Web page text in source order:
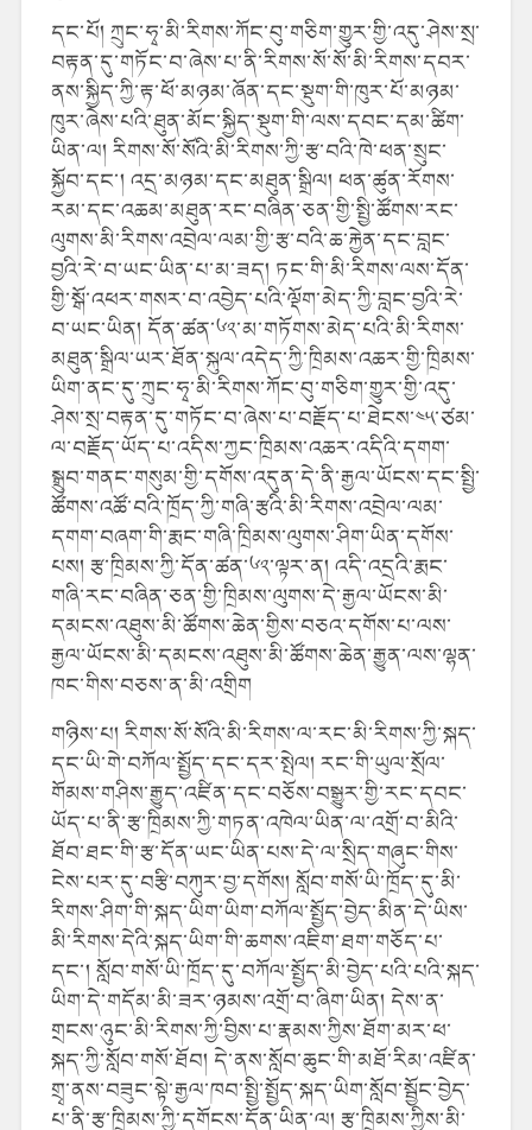
དང་པོ། ཀྲུང་ཧྭ་མི་རིགས་ཀོང་བུ་གཅིག་གྱུར་གྱི་འདུ་ཤེས་སྲ་
བརྟན་དུ་གཏོང་བ་ཞེས་པ་ནི་རིགས་སོ་སོ་མི་རིགས་དབར་
ནས་སྐྱིད་ཀྱི་རྟ་ཕོ་མཉམ་ཞོན་དང་སྡུག་གི་ཁུར་པོ་མཉམ་
ཁུར་ཞེས་པའི་ཐུན་མོང་སྐྱིད་སྡུག་གི་ལས་དབང་དམ་ཚིག་
ཡིན་ལ། རིགས་སོ་སོའི་མི་རིགས་ཀྱི་རྩ་བའི་ཁེ་ཕན་སྲུང་
སྐྱོབ་དང་། འདྲ་མཉམ་དང་མཐུན་སྒྲིལ། ཕན་ཚུན་རོགས་
རམ་དང་འཆམ་མཐུན་རང་བཞིན་ཅན་གྱི་སྤྱི་ཚོགས་རང་
ལུགས་མི་རིགས་འབྲེལ་ལམ་གྱི་རྩ་བའི་ཆ་རྐྱེན་དང་བླང་
བྱའི་རེ་བ་ཡང་ཡིན་པ་མ་ཟད། ཏང་གི་མི་རིགས་ལས་དོན་
གྱི་སྒོ་འཕར་གསར་བ་འབྱེད་པའི་ལྡོག་མེད་ཀྱི་བླང་བྱའི་རེ་
བ་ཡང་ཡིན། དོན་ཚན་༦༢་མ་གཏོགས་མེད་པའི་མི་རིགས་
མཐུན་སྒྲིལ་ཡར་ཐོན་སྐུལ་འདེད་ཀྱི་ཁྲིམས་འཆར་གྱི་ཁྲིམས་
ཡིག་ནང་དུ་ཀྲུང་ཧྭ་མི་རིགས་ཀོང་བུ་གཅིག་གྱུར་གྱི་འདུ་
ཤེས་སྲ་བརྟན་དུ་གཏོང་བ་ཞེས་པ་བརྗོད་པ་ཐེངས་༤༥་ཙམ་
ལ་བརྗོད་ཡོད་པ་འདིས་ཀྱང་ཁྲིམས་འཆར་འདིའི་དགག་
སྒྲུབ་གནང་གསུམ་གྱི་དགོས་འདུན་དེ་ནི་རྒྱལ་ཡོངས་དང་སྤྱི་
ཚོགས་འཚོ་བའི་ཁྲོད་ཀྱི་གཞི་རྩའི་མི་རིགས་འབྲེལ་ལམ་
དགག་བཞག་གི་རྨང་གཞི་ཁྲིམས་ལུགས་ཤིག་ཡིན་དགོས་
པས། རྩ་ཁྲིམས་ཀྱི་དོན་ཚན་༦༢་ལྟར་ན། འདི་འདྲའི་རྨང་
གཞི་རང་བཞིན་ཅན་གྱི་ཁྲིམས་ལུགས་དེ་རྒྱལ་ཡོངས་མི་
དམངས་འཐུས་མི་ཚོགས་ཆེན་གྱིས་བཅའ་དགོས་པ་ལས་
རྒྱལ་ཡོངས་མི་དམངས་འཐུས་མི་ཚོགས་ཆེན་རྒྱུན་ལས་ལྷན་
ཁང་གིས་བཅས་ན་མི་འགྲིག
གཉིས་པ། རིགས་སོ་སོའི་མི་རིགས་ལ་རང་མི་རིགས་ཀྱི་སྐད་
དང་ཡི་གེ་བཀོལ་སྤྱོད་དང་དར་སྤེལ། རང་གི་ཡུལ་སྲོལ་
གོམས་གཤིས་རྒྱུད་འཛིན་དང་བཅོས་བསྒྱུར་གྱི་རང་དབང་
ཡོད་པ་ནི་རྩ་ཁྲིམས་ཀྱི་གཏན་འཁེལ་ཡིན་ལ་འགྲོ་བ་མིའི་
ཐོབ་ཐང་གི་རྩ་དོན་ཡང་ཡིན་པས་དེ་ལ་སྲིད་གཞུང་གིས་
ངེས་པར་དུ་བརྩི་བཀུར་བྱ་དགོས། སློབ་གསོ་ཡི་ཁྲོད་དུ་མི་
རིགས་ཤིག་གི་སྐད་ཡིག་ཡིག་བཀོལ་སྤྱོད་བྱེད་མིན་དེ་ཡིས་
མི་རིགས་དེའི་སྐད་ཡིག་གི་ཆགས་འཇིག་ཐག་གཅོད་པ་
དང་། སློབ་གསོ་ཡི་ཁྲོད་དུ་བཀོལ་སྤྱོད་མི་བྱེད་པའི་པའི་སྐད་
ཡིག་དེ་གདོམ་མི་ཟར་ཉམས་འགྲོ་བ་ཞིག་ཡིན། དེས་ན་
གྲངས་ཉུང་མི་རིགས་ཀྱི་བྱིས་པ་རྣམས་ཀྱིས་ཐོག་མར་ཕ་
སྐད་ཀྱི་སློབ་གསོ་ཐོབ། དེ་ནས་སློབ་ཆུང་གི་མཐོ་རིམ་འཛིན་
གྲྭ་ནས་བཟུང་སྟེ་རྒྱལ་ཁབ་སྤྱི་སྤྱོད་སྐད་ཡིག་སློབ་སྦྱོང་བྱེད་
པ་ནི་རྩ་ཁྲིམས་ཀྱི་དགོངས་དོན་ཡིན་ལ། རྩ་ཁྲིམས་ཀྱིས་མི་